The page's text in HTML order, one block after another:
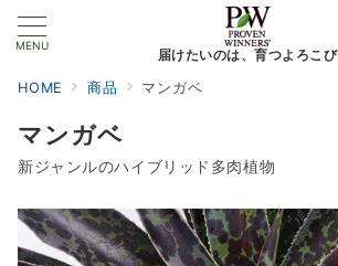
MENU
届けたいのは、育つよろこび
HOME 商品 マンガベ
マンガベ
新ジャンルのハイブリッド多肉植物